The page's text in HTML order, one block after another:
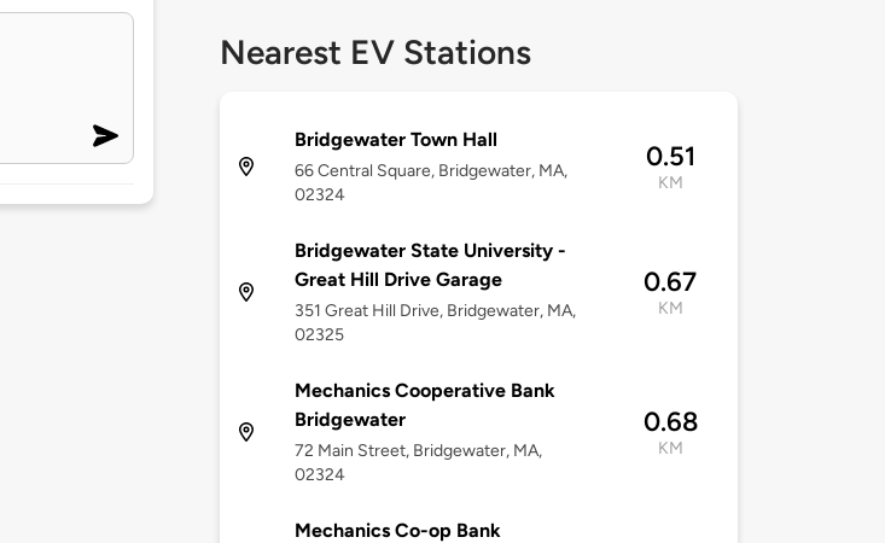
Nearest EV Stations
Bridgewater Town Hall
66 Central Square, Bridgewater, MA,
02324
0.51
KM
Bridgewater State University -
Great Hill Drive Garage
351 Great Hill Drive, Bridgewater, MA,
02325
0.67
KM
Mechanics Cooperative Bank
Bridgewater
72 Main Street, Bridgewater, MA,
02324
0.68
KM
Mechanics Co-op Bank